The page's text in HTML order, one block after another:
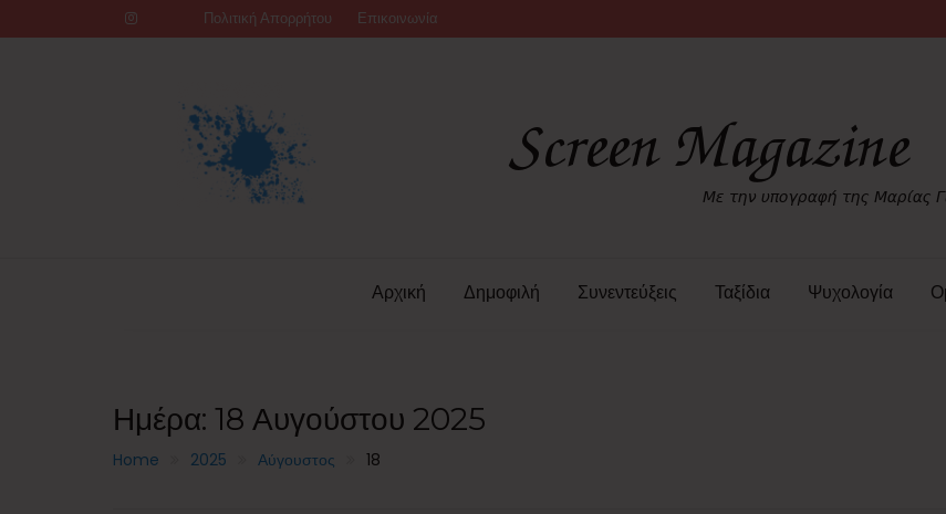
to
Πολιτική Απορρήτου Επικοινωνία
Αρχική Δημοφιλή Συνεντεύξεις Ταξίδια Ψυχολογία
Ημέρα: 18 Αυγούστου 2025
Home 2025 Αύγουστος 18